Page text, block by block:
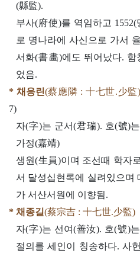
(縣監).
부사(府使)를 역임하고
로 명나라에 사신으로 가서
서화(書畵)에도 뛰어났다.
었음.
* 채응린(蔡應隣 : 十七世.少監)
7)
자(字)는 군서(君瑞). 호(號)
가정(嘉靖)
생원(生員)이며 조선때 학자
서 달성십현록에 실려있으며
가 서산서원에 이향됨.
* 채종길(蔡宗吉 : 十七世.少監)
자(字)는 선여(善汝). 호(號)
절의를 세인이 칭송하다. 사